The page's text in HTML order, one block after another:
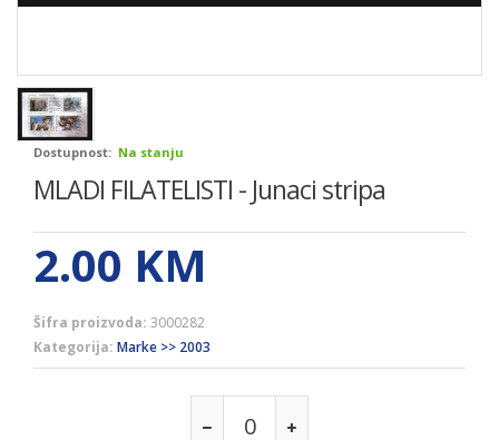
Dostupnost: Na stanju
MLADI FILATELISTI - Junaci stripa
2.00 KM
Šifra proizvoda: 3000282
Kategorija: Marke >> 2003